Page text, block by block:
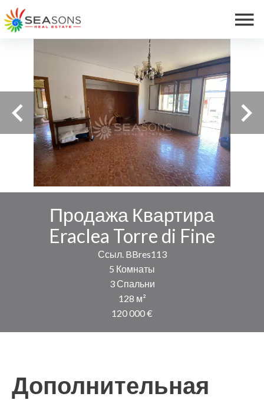
Продажа Квартира
Eraclea Torre di Fine
Ссыл. BBres113
5 Комнаты
3 Спальни
128 м²
120 000 €
Дополнительная